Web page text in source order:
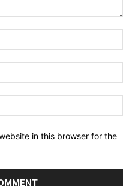
in this browser for the